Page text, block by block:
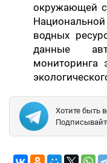
окружающей
водных
данные
мониторинга
Хотите быть